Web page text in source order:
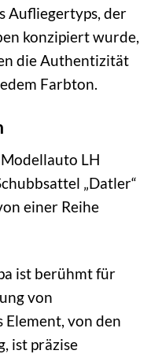
Aufliegertyps, der
konzipiert wurde,
die Authentizität
Farbton.
LH
„Datler“
einer Reihe
ist berühmt für
von
Element, von den
ist präzise